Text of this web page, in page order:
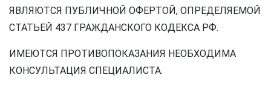
ЯВЛЯЮТСЯ ПУБЛИЧНОЙ ОФЕРТОЙ, ОПРЕДЕЛЯЕМОЙ
СТАТЬЕЙ 437 ГРАЖДАНСКОГО КОДЕКСА РФ.
ИМЕЮТСЯ ПРОТИВОПОКАЗАНИЯ НЕОБХОДИМА
КОНСУЛЬТАЦИЯ СПЕЦИАЛИСТА.